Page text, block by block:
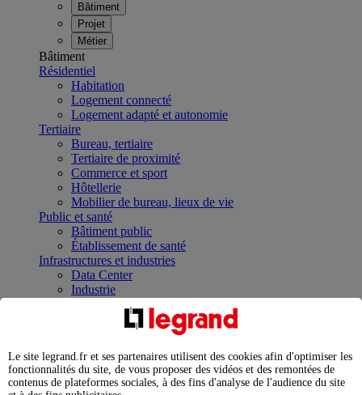
Bâtiment
Projet
Métier
Bâtiment
Résidentiel
Habitation
Logement connecté
Logement adapté et autonomie
Tertiaire
Bureau, tertiaire
Tertiaire de proximité
Commerce et sport
Hôtellerie
Mobilier de bureau, lieux de vie
Public et santé
Bâtiment public
Établissement de santé
Infrastructures et industries
Data Center
Industrie
Infrastructures
Contrôler et planifier le fonctionnement des appareils
Répartir et optimiser son tableau électrique
Legrand Data Center Solutions : concentrer les
expertises au service de vos performances
Le site legrand.fr et ses partenaires utilisent des cookies afin d'optimiser les
fonctionnalités du site, de vous proposer des vidéos et des remontées de
contenus de plateformes sociales, à des fins d'analyse de l'audience du site